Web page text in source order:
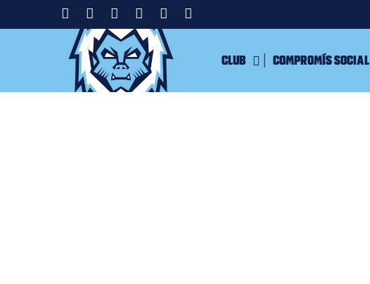
Club Compromís Social